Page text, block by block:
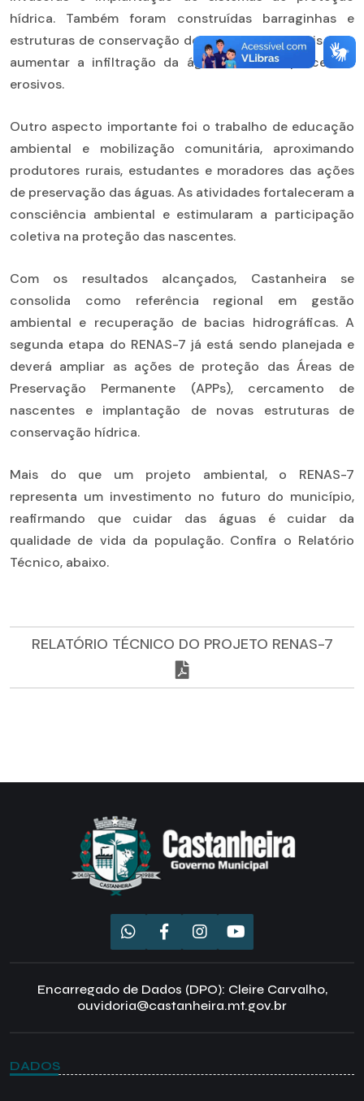
hídrica. Também foram construídas barraginhas e
estruturas de conservação do solo, fundamentais para
aumentar a infiltração da água e reduzir processos
erosivos.
Outro aspecto importante foi o trabalho de educação
ambiental e mobilização comunitária, aproximando
produtores rurais, estudantes e moradores das ações
de preservação das águas. As atividades fortaleceram a
consciência ambiental e estimularam a participação
coletiva na proteção das nascentes.
Com os resultados alcançados, Castanheira se
consolida como referência regional em gestão
ambiental e recuperação de bacias hidrográficas. A
segunda etapa do RENAS-7 já está sendo planejada e
deverá ampliar as ações de proteção das Áreas de
Preservação Permanente (APPs), cercamento de
nascentes e implantação de novas estruturas de
conservação hídrica.
Mais do que um projeto ambiental, o RENAS-7
representa um investimento no futuro do município,
reafirmando que cuidar das águas é cuidar da
qualidade de vida da população. Confira o Relatório
Técnico, abaixo.
RELATÓRIO TÉCNICO DO PROJETO RENAS-7
Encarregado de Dados (DPO): Cleire Carvalho,
ouvidoria@castanheira.mt.gov.br
DADOS